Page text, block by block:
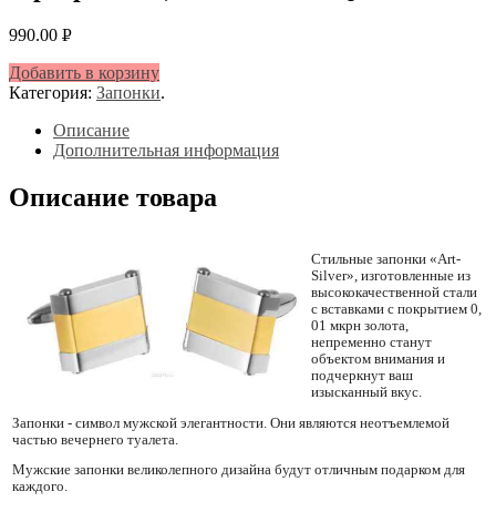
990.00 Р
Добавить в корзину
Категория: Запонки.
Описание
Дополнительная информация
Описание товара
Стильные запонки «Art-
Silver», изготовленные из
высококачественной стали
с вставками с покрытием 0,
01 мкрн золота,
непременно станут
объектом внимания и
подчеркнут ваш
изысканный вкус.
Запонки - символ мужской элегантности. Они являются неотъемлемой
частью вечернего туалета.
Мужские запонки великолепного дизайна будут отличным подарком для
каждого.